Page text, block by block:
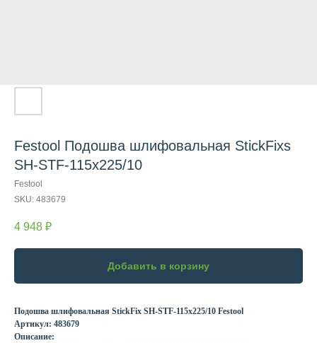
Festool Подошва шлифовальная StickFixs
SH-STF-115x225/10
Festool
SKU: 483679
4 948 ₽
Добавить в корзину
Подошва шлифовальная StickFix SH-STF-115x225/10 Festool
Артикул: 483679
Описание: